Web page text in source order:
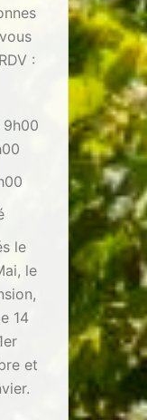
:
9h00
le
le
14
et